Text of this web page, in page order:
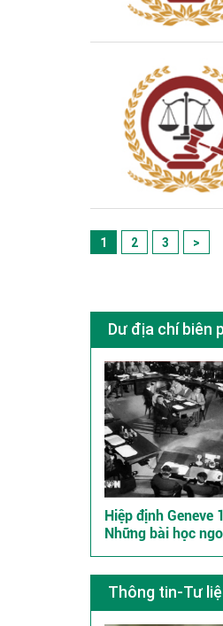
1 2 3 >
Dư địa chí biên
Hiệp định Geneve
Những bài học
Thông tin-Tư